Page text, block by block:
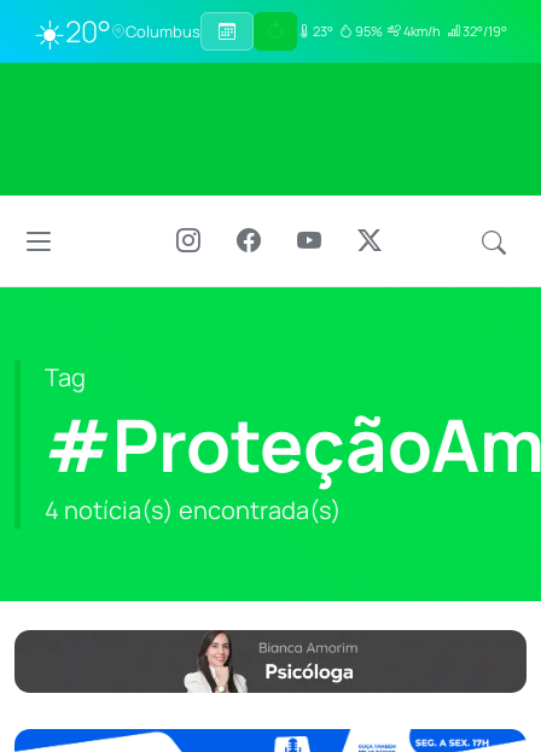
☀️20° Columbus 23° 95% 4km/h 32°/19°
Tag
4 notícia(s) encontrada(s)